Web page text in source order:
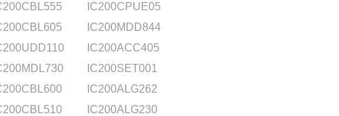
IC200CPUE05
IC200MDD844
IC200ACC405
IC200SET001
IC200ALG262
IC200ALG230